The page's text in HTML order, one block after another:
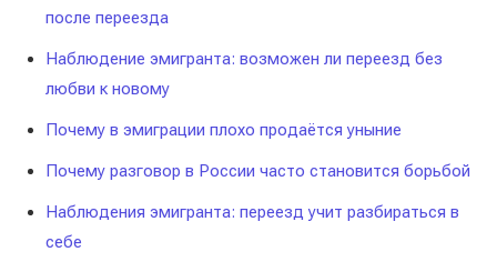
после переезда
Наблюдение эмигранта: возможен ли переезд без
любви к новому
Почему в эмиграции плохо продаётся уныние
Почему разговор в России часто становится борьбой
Наблюдения эмигранта: переезд учит разбираться в
себе